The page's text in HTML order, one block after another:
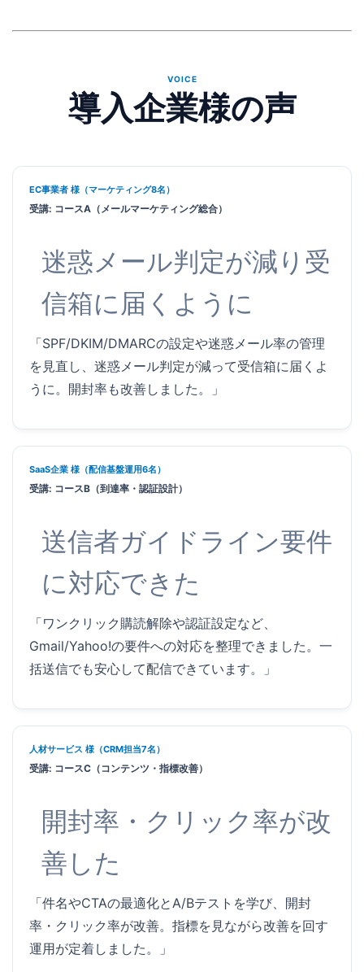
VOICE
導入企業様の声
EC事業者 様（マーケティング8名）
受講: コースA（メールマーケティング総合）
迷惑メール判定が減り受
信箱に届くように
「SPF/DKIM/DMARCの設定や迷惑メール率の管理
を見直し、迷惑メール判定が減って受信箱に届くよ
うに。開封率も改善しました。」
SaaS企業 様（配信基盤運用6名）
受講: コースB（到達率・認証設計）
送信者ガイドライン要件
に対応できた
「ワンクリック購読解除や認証設定など、
Gmail/Yahoo!の要件への対応を整理できました。一
括送信でも安心して配信できています。」
人材サービス 様（CRM担当7名）
受講: コースC（コンテンツ・指標改善）
開封率・クリック率が改
善した
「件名やCTAの最適化とA/Bテストを学び、開封
率・クリック率が改善。指標を見ながら改善を回す
運用が定着しました。」